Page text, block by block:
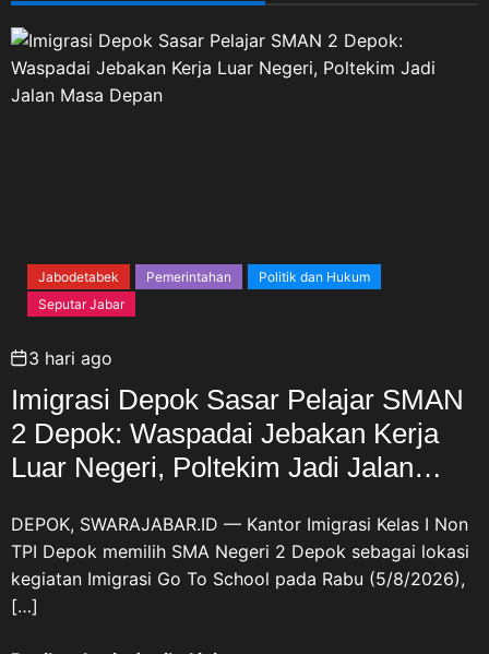
Jabodetabek Pemerintahan
Politik dan Hukum
Seputar Jabar
3 hari ago
Imigrasi Depok Sasar Pelajar SMAN
2 Depok: Waspadai Jebakan Kerja
Luar Negeri, Poltekim Jadi Jalan
DEPOK, SWARAJABAR.ID — Kantor Imigrasi Kelas I Non
TPI Depok memilih SMA Negeri 2 Depok sebagai lokasi
kegiatan Imigrasi Go To School pada Rabu (5/8/2026),
[…]